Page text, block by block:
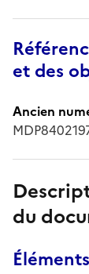
et des
Ancien
du